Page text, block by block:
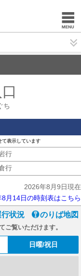
ち
表示しています
行
行
2026年8月9日現在
月14日の時刻表はこちら
状況 のりば地図
覧いただけます。
日曜/祝日